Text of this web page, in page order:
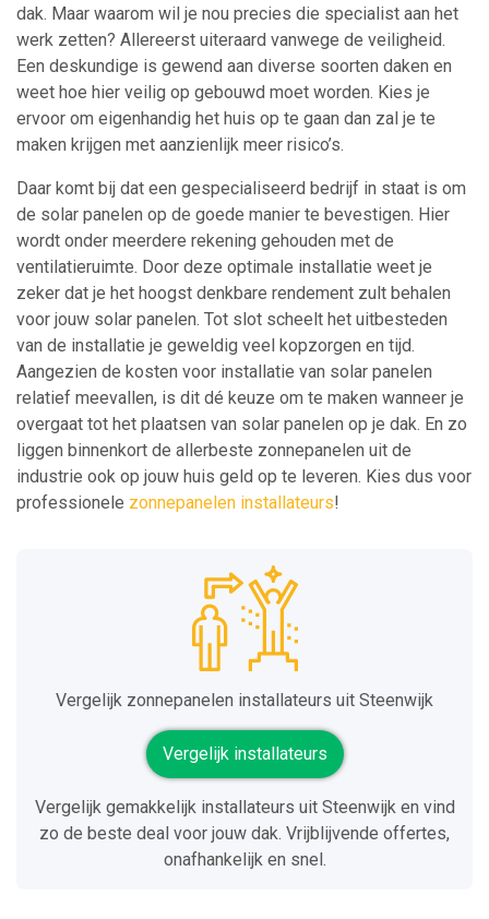
dak. Maar waarom wil je nou precies die specialist aan het
werk zetten? Allereerst uiteraard vanwege de veiligheid.
Een deskundige is gewend aan diverse soorten daken en
weet hoe hier veilig op gebouwd moet worden. Kies je
ervoor om eigenhandig het huis op te gaan dan zal je te
maken krijgen met aanzienlijk meer risico’s.
Daar komt bij dat een gespecialiseerd bedrijf in staat is om
de solar panelen op de goede manier te bevestigen. Hier
wordt onder meerdere rekening gehouden met de
ventilatieruimte. Door deze optimale installatie weet je
zeker dat je het hoogst denkbare rendement zult behalen
voor jouw solar panelen. Tot slot scheelt het uitbesteden
van de installatie je geweldig veel kopzorgen en tijd.
Aangezien de kosten voor installatie van solar panelen
relatief meevallen, is dit dé keuze om te maken wanneer je
overgaat tot het plaatsen van solar panelen op je dak. En zo
liggen binnenkort de allerbeste zonnepanelen uit de
industrie ook op jouw huis geld op te leveren. Kies dus voor
professionele zonnepanelen installateurs!
Vergelijk zonnepanelen installateurs uit Steenwijk
Vergelijk installateurs
Vergelijk gemakkelijk installateurs uit Steenwijk en vind
zo de beste deal voor jouw dak. Vrijblijvende offertes,
onafhankelijk en snel.